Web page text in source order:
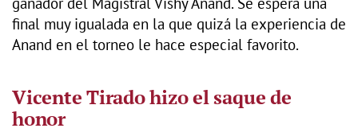
final muy igualada en la que quizá la experiencia de
Anand en el torneo le hace especial favorito.
Vicente Tirado hizo el saque de
honor